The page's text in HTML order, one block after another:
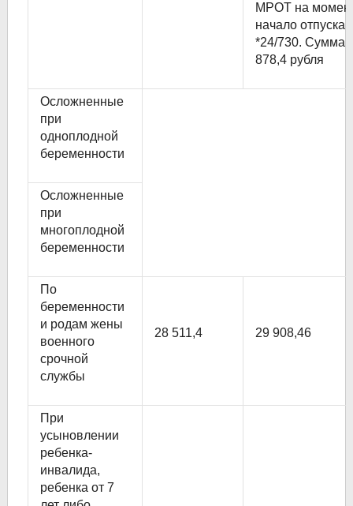
МРОТ на
начало отпуска
*24/730. Сумма
878,4 рубля
Осложненные
при
одноплодной
беременности
Осложненные
при
многоплодной
беременности
По
беременности
и родам жены
военного
срочной
службы
28 511,4 29 908,46
При
усыновлении
ребенка-
инвалида,
ребенка от 7